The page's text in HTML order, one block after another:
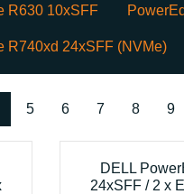
R630 10xSFF
R740xd 24xSFF (NVMe)
5 6 7 8 9
DELL
24xSFF / 2 x